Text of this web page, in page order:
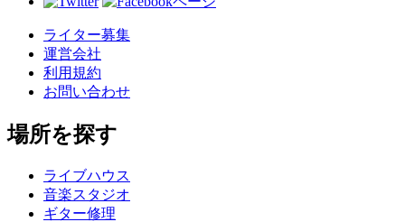
ライター募集
運営会社
利用規約
お問い合わせ
場所を探す
ライブハウス
音楽スタジオ
ギター修理